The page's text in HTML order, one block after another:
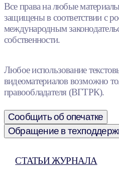
Все права на любые
защищены в соответствии с
международным
собственности.
Любое использование
видеоматериалов возможно
правообладателя (ВГТРК).
Сообщить об опечатке
Обращение в
СТАТЬИ ЖУРНАЛА